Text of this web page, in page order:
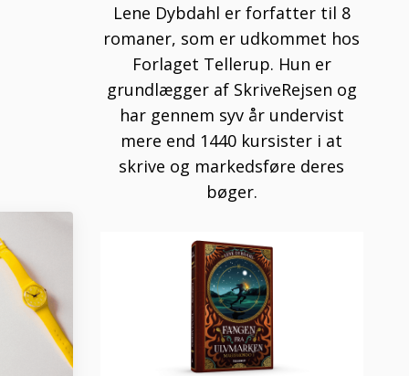
Lene Dybdahl er forfatter til 8
romaner, som er udkommet hos
Forlaget Tellerup. Hun er
grundlægger af SkriveRejsen og
har gennem syv år undervist
mere end 1440 kursister i at
skrive og markedsføre deres
bøger.